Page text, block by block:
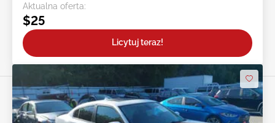
Aktualna oferta:
$25
Licytuj teraz!